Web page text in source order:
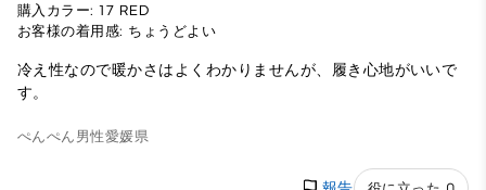
購入カラー: 17 RED
お客様の着用感: ちょうどよい
冷え性なので暖かさはよくわかりませんが、履き心地がいいで
す。
ぺんぺん 男性愛媛県